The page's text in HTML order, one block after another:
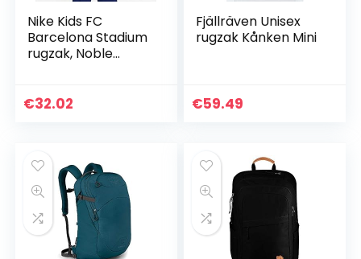
Nike Kids FC
Barcelona Stadium
rugzak, Noble
ca. 46 x 30,5 x 12,5
€32.02
Fjällräven Unisex
rugzak Kånken Mini
€59.49